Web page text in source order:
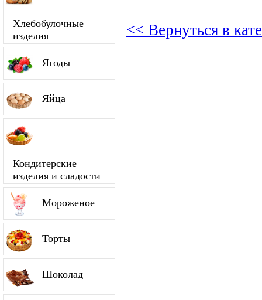
Хлебобулочные
изделия
Ягоды
Яйца
Кондитерские
изделия и сладости
Мороженое
Торты
Шоколад
<< Вернуться в